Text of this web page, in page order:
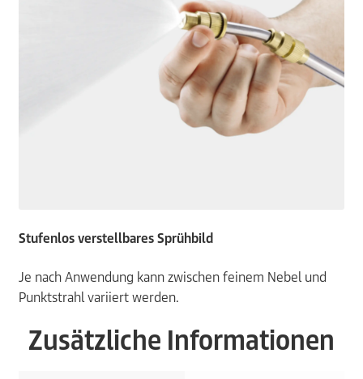
Stufenlos verstellbares Sprühbild
Je nach Anwendung kann zwischen feinem Nebel und
Punktstrahl variiert werden.
Zusätzliche Informationen